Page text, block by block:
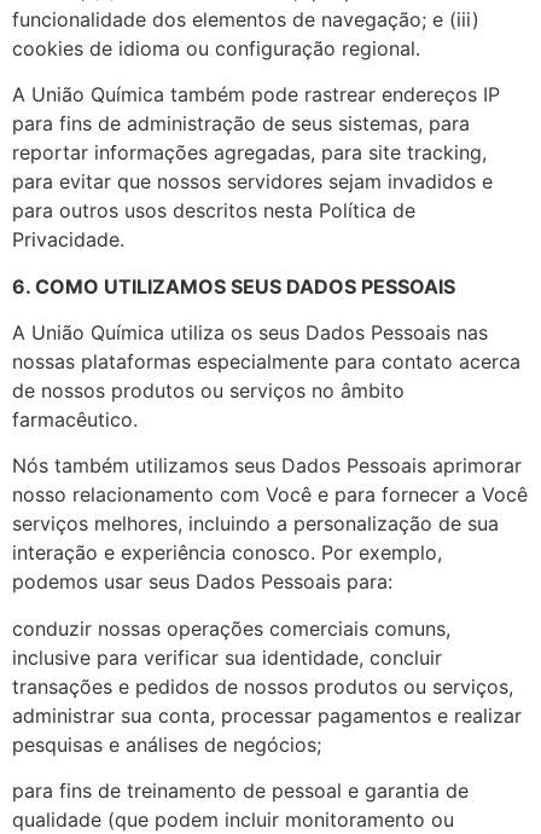
funcionalidade dos elementos de navegação; e (iii)
cookies de idioma ou configuração regional.
A União Química também pode rastrear endereços IP
para fins de administração de seus sistemas, para
reportar informações agregadas, para site tracking,
para evitar que nossos servidores sejam invadidos e
para outros usos descritos nesta Política de
Privacidade.
6. COMO UTILIZAMOS SEUS DADOS PESSOAIS
A União Química utiliza os seus Dados Pessoais nas
nossas plataformas especialmente para contato acerca
de nossos produtos ou serviços no âmbito
farmacêutico.
Nós também utilizamos seus Dados Pessoais aprimorar
nosso relacionamento com Você e para fornecer a Você
serviços melhores, incluindo a personalização de sua
interação e experiência conosco. Por exemplo,
podemos usar seus Dados Pessoais para:
conduzir nossas operações comerciais comuns,
inclusive para verificar sua identidade, concluir
transações e pedidos de nossos produtos ou serviços,
administrar sua conta, processar pagamentos e realizar
pesquisas e análises de negócios;
para fins de treinamento de pessoal e garantia de
qualidade (que podem incluir monitoramento ou